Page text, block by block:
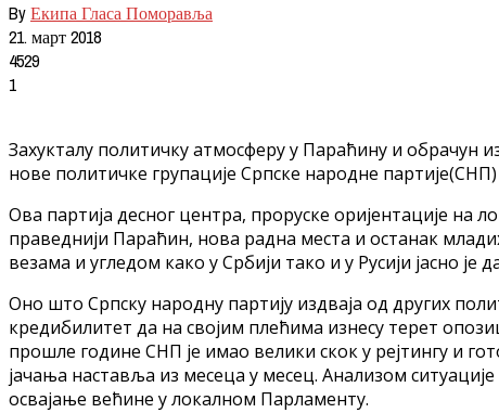
ByЕкипа Гласа Поморавља
21. март 2018
4529
1
Захукталу политичку атмосферу у Параћину и
нове политичке групације Српске народне партије(СНП)
Ова партија десног центра, проруске оријентације на
праведнији Параћин, нова радна места и останак
везама и угледом како у Србији тако и у Русији јасно
Оно што Српску народну партију издваја од других
кредибилитет да на својим плећима изнесу терет
прошле године СНП је имао велики скок у рејтингу и
јачања наставља из месеца у месец. Анализом
освајање већине у локалном Парламенту.